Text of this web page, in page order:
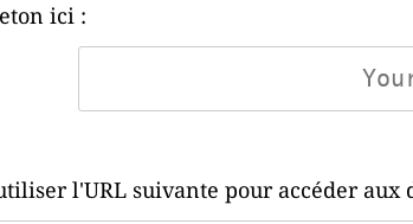
ici :
l'URL suivante pour accéder aux